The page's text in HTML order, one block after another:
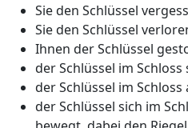
Sie den Schlüssel
Sie den Schlüssel
Ihnen der Schlüssel
der Schlüssel im
der Schlüssel im
der Schlüssel sich im